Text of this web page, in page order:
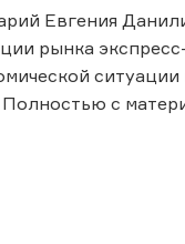
Евгения
рынка
ситуации
Полностью с